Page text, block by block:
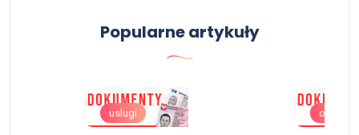
Popularne artykuły
uslugi oferta